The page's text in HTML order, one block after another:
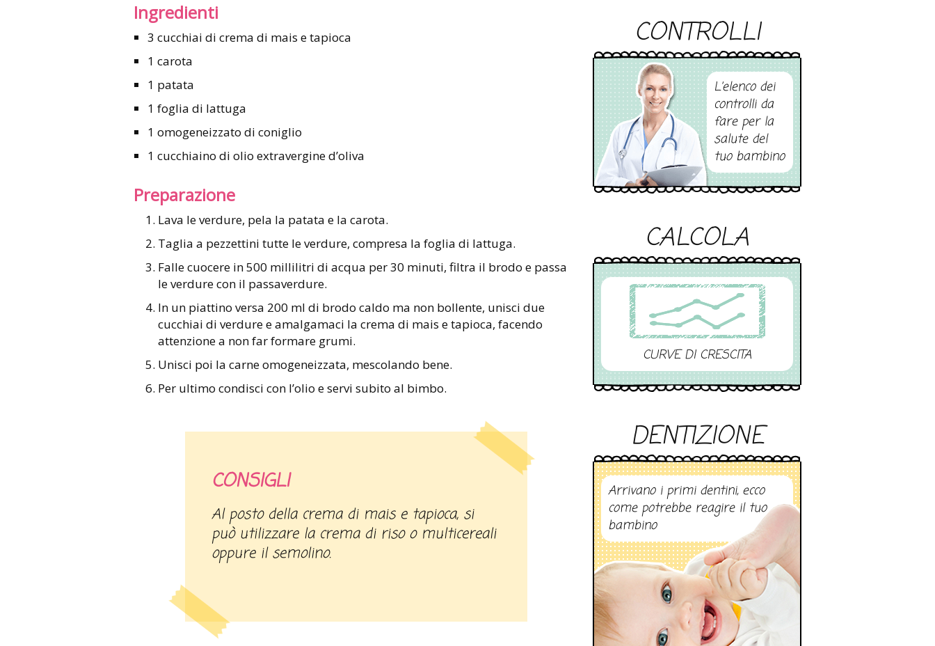
Ingredienti
3 cucchiai di crema di mais e tapioca
1 carota
1 patata
1 foglia di lattuga
1 omogeneizzato di coniglio
1 cucchiaino di olio extravergine d’oliva
Preparazione
Lava le verdure, pela la patata e la carota.
Taglia a pezzettini tutte le verdure, compresa la foglia di lattuga.
Falle cuocere in 500 millilitri di acqua per 30 minuti, filtra il brodo e passa
le verdure con il passaverdure.
In un piattino versa 200 ml di brodo caldo ma non bollente, unisci due
cucchiai di verdure e amalgamaci la crema di mais e tapioca, facendo
attenzione a non far formare grumi.
Unisci poi la carne omogeneizzata, mescolando bene.
Per ultimo condisci con l’olio e servi subito al bimbo.
CONSIGLI
Al posto della crema di mais e tapioca, si
può utilizzare la crema di riso o multicereali
oppure il semolino.
CONTROLLI
L’elenco dei
controlli da
fare per la
salute del
tuo bambino
CALCOLA
CURVE DI CRESCITA
DENTIZIONE
Arrivano i primi dentini, ecco
come potrebbe reagire il tuo
bambino